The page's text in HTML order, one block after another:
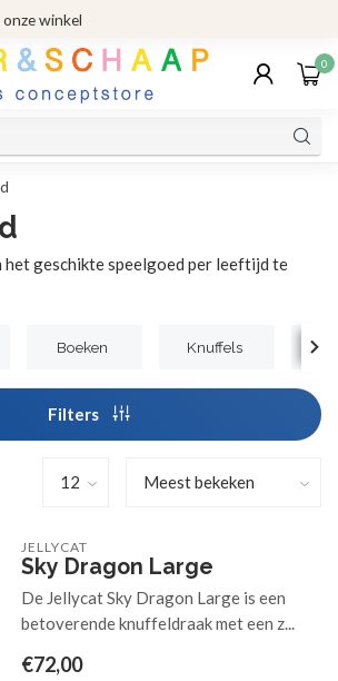
winkel
0
geschikte speelgoed per leeftijd te
Boeken Knuffels
Filters
JELLYCAT
Sky Dragon Large
De Jellycat Sky Dragon Large is een
betoverende knuffeldraak met een z...
€72,00